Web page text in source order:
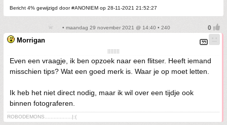
Bericht 4% gewijzigd door #ANONIEM op 28-11-2021 21:52:27
• maandag 29 november 2021 @ 14:40 • 240
Morrigan
Even een vraagje, ik ben opzoek naar een flitser. Heeft iemand
misschien tips? Wat een goed merk is. Waar je op moet letten.
Ik heb het niet direct nodig, maar ik wil over een tijdje ook
binnen fotograferen.
ROBODEMONS..................|:(